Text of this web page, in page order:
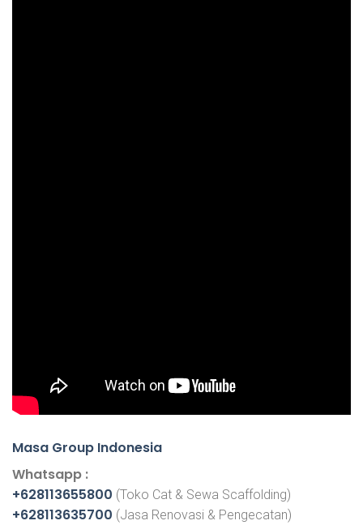
Masa Group Indonesia
Whatsapp :
+628113655800 (Toko Cat & Sewa Scaffolding)
+628113635700 (Jasa Renovasi & Pengecatan)